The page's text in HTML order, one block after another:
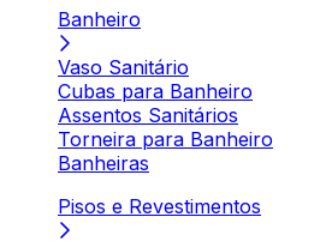
Banheiro
Vaso Sanitário
Cubas para Banheiro
Assentos Sanitários
Torneira para Banheiro
Banheiras
Pisos e Revestimentos